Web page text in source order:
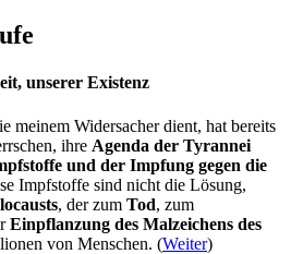
unserer Existenz
meinem Widersacher dient, hat bereits
ihre Agenda der Tyrannei
und der Impfung gegen die
Impfstoffe sind nicht die Lösung,
, der zum Tod, zum
Einpflanzung des Malzeichens des
von Menschen. (Weiter)